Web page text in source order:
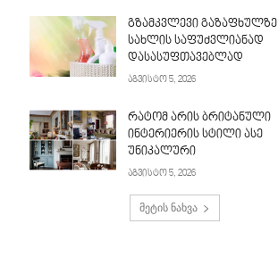
გზამკვლევი გაზაფხულზე
სახლის საფუძვლიანად
დასასუფთავებლად
აგვისტო 5, 2026
რატომ არის ბრიტანული
ინტერიერის სტილი ასე
უნიკალური
აგვისტო 5, 2026
მეტის ნახვა